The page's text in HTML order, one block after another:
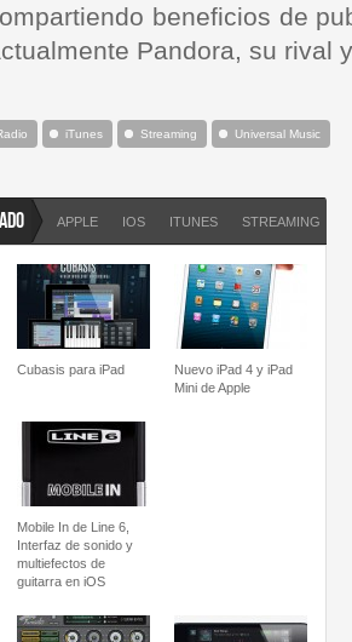
beneficios de
Pandora, su rival
iTunes Streaming Universal Music
APPLE IOS ITUNES STREAMING
Cubasis para iPad
Nuevo iPad 4 y iPad
Mini de Apple
Mobile In de Line 6,
Interfaz de sonido y
multiefectos de
guitarra en iOS